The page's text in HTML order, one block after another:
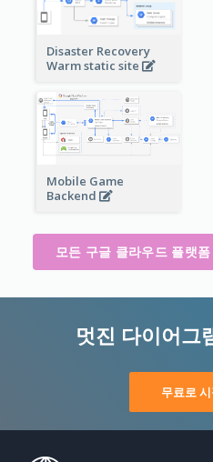
Disaster Recovery
Warm static site
Mobile Game
Backend
모든 구글 클라우드 플랫
멋진 다이어그
무료로